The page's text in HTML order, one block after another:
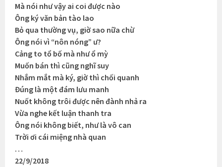
Mà nói như vậy ai coi được nào
Ông ký văn bản tào lao
Bỏ qua thường vụ, giờ sao nữa chừ
Ông nói vì “nôn nóng” ư?
Cảng to tổ bố mà như ổ mỳ
Muốn bán thì cũng nghĩ suy
Nhắm mắt mà ký, giờ thì chối quanh
Đúng là một đám lưu manh
Nuốt không trôi được nên đành nhả ra
Vừa nghe kết luận thanh tra
Ông nói không biết, như là vô can
Trời ơi cái miệng nhà quan
…
22/9/2018